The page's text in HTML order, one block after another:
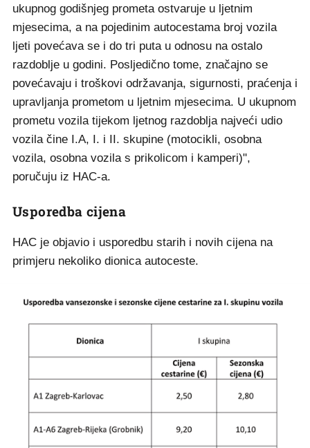
ukupnog godišnjeg prometa ostvaruje u ljetnim
mjesecima, a na pojedinim autocestama broj vozila
ljeti povećava se i do tri puta u odnosu na ostalo
razdoblje u godini. Posljedično tome, značajno se
povećavaju i troškovi održavanja, sigurnosti, praćenja i
upravljanja prometom u ljetnim mjesecima. U ukupnom
prometu vozila tijekom ljetnog razdoblja najveći udio
vozila čine I.A, I. i II. skupine (motocikli, osobna
vozila, osobna vozila s prikolicom i kamperi)",
poručuju iz HAC-a.
Usporedba cijena
HAC je objavio i usporedbu starih i novih cijena na
primjeru nekoliko dionica autoceste.